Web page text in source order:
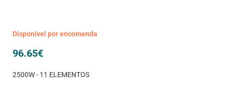
Disponível por encomenda
96.65€
2500W - 11 ELEMENTOS